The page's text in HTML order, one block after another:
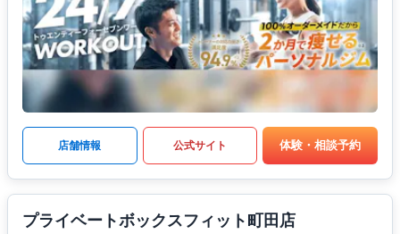
店舗情報 公式サイト 体験・相談予約
プライベートボックスフィット町田店